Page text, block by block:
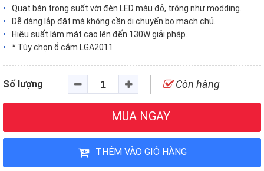
Quạt bán trong suốt với đèn LED màu đỏ, trông như modding.
Dễ dàng lắp đặt mà không cần di chuyển bo mạch chủ.
Hiệu suất làm mát cao lên đến 130W giải pháp.
* Tùy chọn ổ cắm LGA2011.
Số lượng Còn hàng
MUA NGAY
THÊM VÀO GIỎ HÀNG